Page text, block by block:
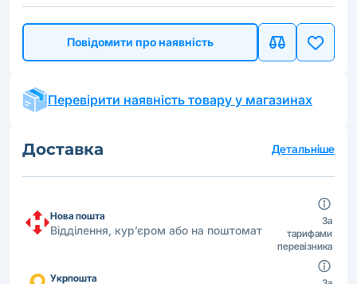
Повідомити про наявність
Перевірити наявність товару у магазинах
Доставка Детальніше
Нова пошта
Відділення, кур’єром або на поштомат
За
тарифами
перевізника
Укрпошта